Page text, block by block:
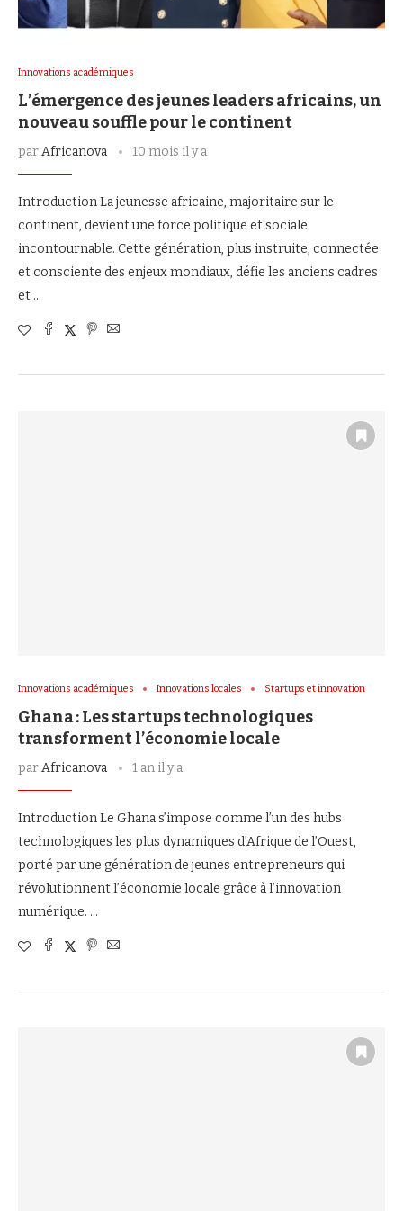
Innovations académiques
L’émergence des jeunes leaders africains, un
nouveau souffle pour le continent
parAfricanova 10 mois il y a
Introduction La jeunesse africaine, majoritaire sur le
continent, devient une force politique et sociale
incontournable. Cette génération, plus instruite, connectée
et consciente des enjeux mondiaux, défie les anciens cadres
et …
Innovations académiques Innovations locales Startups et innovation
Ghana : Les startups technologiques
transforment l’économie locale
parAfricanova 1 an il y a
Introduction Le Ghana s’impose comme l’un des hubs
technologiques les plus dynamiques d’Afrique de l’Ouest,
porté par une génération de jeunes entrepreneurs qui
révolutionnent l’économie locale grâce à l’innovation
numérique. …